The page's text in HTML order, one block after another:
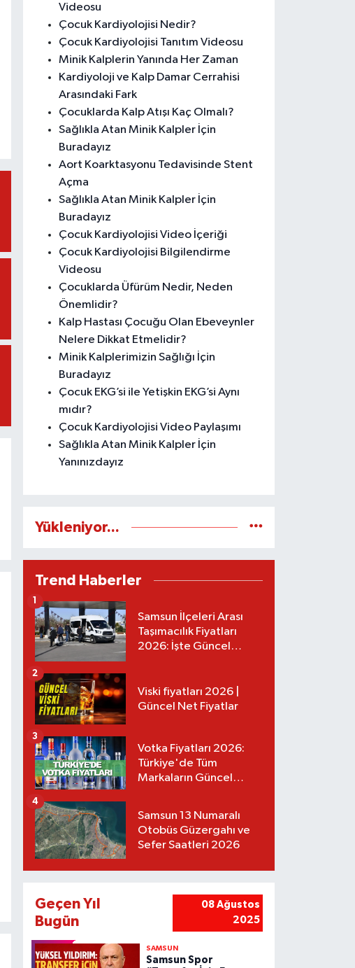
Videosu
Çocuk Kardiyolojisi Nedir?
Çocuk Kardiyolojisi Tanıtım Videosu
Minik Kalplerin Yanında Her Zaman
Kardiyoloji ve Kalp Damar Cerrahisi
Arasındaki Fark
Çocuklarda Kalp Atışı Kaç Olmalı?
Sağlıkla Atan Minik Kalpler İçin
Buradayız
Aort Koarktasyonu Tedavisinde Stent
Açma
Sağlıkla Atan Minik Kalpler İçin
Buradayız
Çocuk Kardiyolojisi Video İçeriği
Çocuk Kardiyolojisi Bilgilendirme
Videosu
Çocuklarda Üfürüm Nedir, Neden
Önemlidir?
Kalp Hastası Çocuğu Olan Ebeveynler
Nelere Dikkat Etmelidir?
Minik Kalplerimizin Sağlığı İçin
Buradayız
Çocuk EKG’si ile Yetişkin EKG’si Aynı
mıdır?
Çocuk Kardiyolojisi Video Paylaşımı
Sağlıkla Atan Minik Kalpler İçin
Yanınızdayız
Yükleniyor...
Trend Haberler
Samsun İlçeleri Arası
Taşımacılık Fiyatları
2026: İşte Güncel
1
Viski fiyatları 2026 |
Güncel Net Fiyatlar
2
Votka Fiyatları 2026:
Türkiye'de Tüm
Markaların Güncel
3
Samsun 13 Numaralı
Otobüs Güzergahı ve
Sefer Saatleri 2026
4
Geçen Yıl
Bugün
08 Ağustos
2025
SAMSUN
Samsun Spor